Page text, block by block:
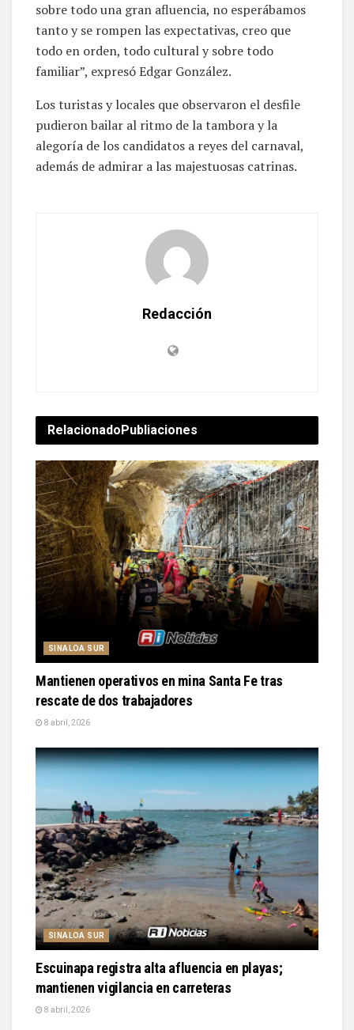
sobre todo una gran afluencia, no esperábamos
tanto y se rompen las expectativas, creo que
todo en orden, todo cultural y sobre todo
familiar”, expresó Edgar González.
Los turistas y locales que observaron el desfile
pudieron bailar al ritmo de la tambora y la
alegoría de los candidatos a reyes del carnaval,
además de admirar a las majestuosas catrinas.
Redacción
RelacionadoPubliaciones
SINALOA SUR
Mantienen operativos en mina Santa Fe tras
rescate de dos trabajadores
8 abril, 2026
SINALOA SUR
Escuinapa registra alta afluencia en playas;
mantienen vigilancia en carreteras
8 abril, 2026